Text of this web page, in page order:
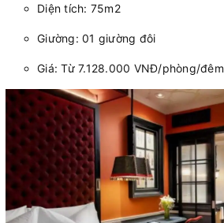
Diện tích: 75m2
Giường: 01 giường đôi
Giá: Từ 7.128.000 VNĐ/phòng/đêm